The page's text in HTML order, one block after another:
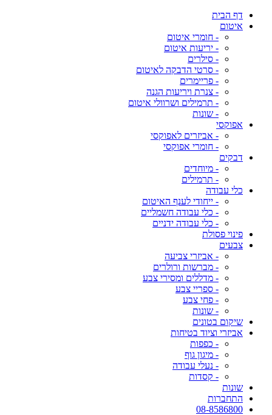
דף הבית
איטום
- חומרי איטום
- יריעות איטום
- סילרים
- סרטי הדבקה לאיטום
- פריימרים
- צנרת ויריעות הגנה
- תרמילים ושרוולי איטום
- שונות
אפוקסי
- אביזרים לאפוקסי
- חומרי אפוקסי
דבקים
- מיוחדים
- תרמילים
כלי עבודה
- ייחודי לענף האיטום
- כלי עבודה חשמליים
- כלי עבודה ידניים
פינוי פסולת
צבעים
- אביזרי צביעה
- מברשות ורולרים
- מדללים ומסירי צבע
- ספריי צבע
- פחי צבע
- שונות
שיקום בטונים
אביזרי וציוד בטיחות
- כפפות
- מיגון גוף
- נעלי עבודה
- קסדות
שונות
התחברות
08-8586800